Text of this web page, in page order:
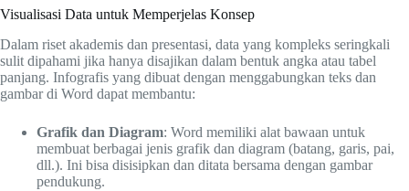
Visualisasi Data untuk Memperjelas Konsep
Dalam riset akademis dan presentasi, data yang kompleks seringkali
sulit dipahami jika hanya disajikan dalam bentuk angka atau tabel
panjang. Infografis yang dibuat dengan menggabungkan teks dan
gambar di Word dapat membantu:
Grafik dan Diagram: Word memiliki alat bawaan untuk
membuat berbagai jenis grafik dan diagram (batang, garis, pai,
dll.). Ini bisa disisipkan dan ditata bersama dengan gambar
pendukung.